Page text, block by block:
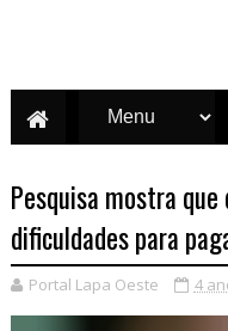
Pesquisa mostra
dificuldades para
Portal Lapa Oeste 4